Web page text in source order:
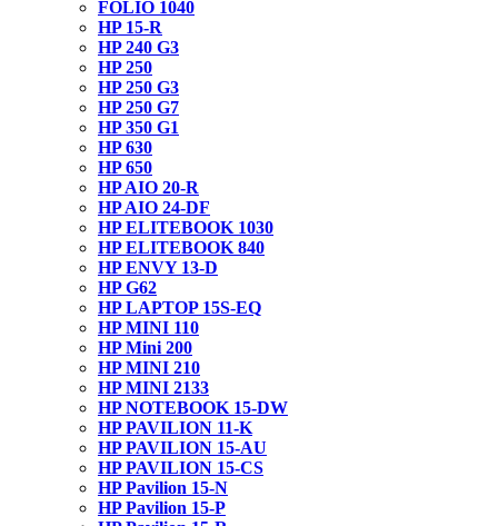
FOLIO 1040
HP 15-R
HP 240 G3
HP 250
HP 250 G3
HP 250 G7
HP 350 G1
HP 630
HP 650
HP AIO 20-R
HP AIO 24-DF
HP ELITEBOOK 1030
HP ELITEBOOK 840
HP ENVY 13-D
HP G62
HP LAPTOP 15S-EQ
HP MINI 110
HP Mini 200
HP MINI 210
HP MINI 2133
HP NOTEBOOK 15-DW
HP PAVILION 11-K
HP PAVILION 15-AU
HP PAVILION 15-CS
HP Pavilion 15-N
HP Pavilion 15-P